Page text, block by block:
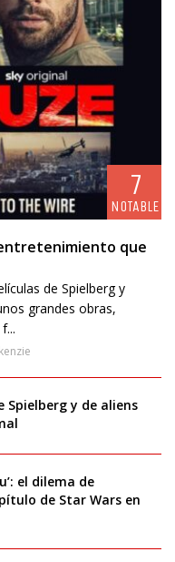
7
NOTABLE
entretenimiento que
de Spielberg y
grandes obras,
Spielberg y de aliens
el dilema de
de Star Wars en